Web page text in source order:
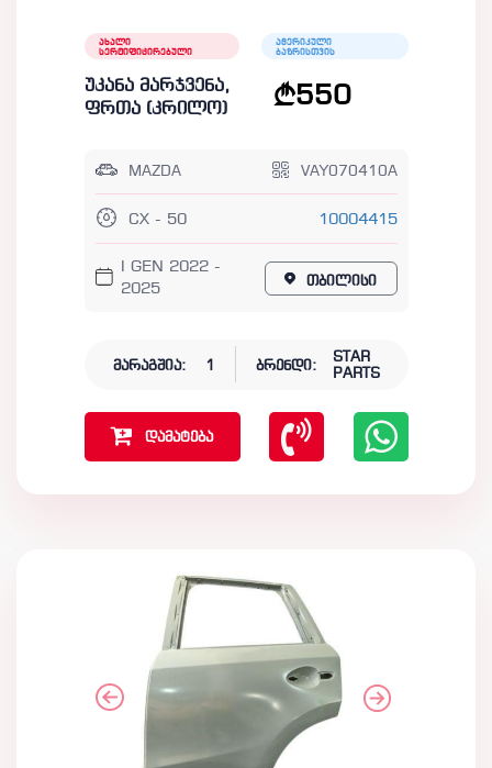
ახალი
სერტიფიცირებული
ამერიკული
ბაზრისთვის
უკანა მარჯვენა,
ფრთა (კრილო)
550
MAZDA VAY070410A
CX - 50 10004415
I GEN 2022 -
2025
თბილისი
მარაგშია: 1 ბრენდი:
STAR
PARTS
დამატება